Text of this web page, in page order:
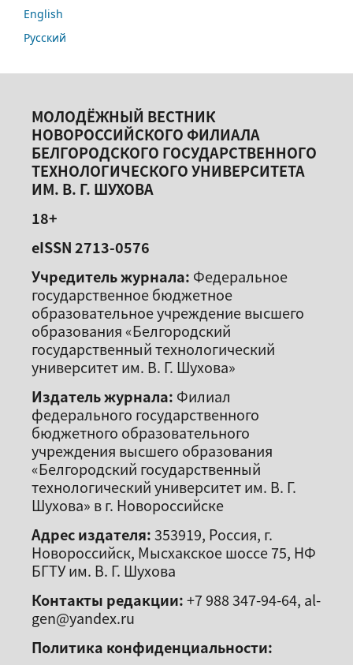
English
Русский
МОЛОДЁЖНЫЙ ВЕСТНИК
НОВОРОССИЙСКОГО ФИЛИАЛА
БЕЛГОРОДСКОГО ГОСУДАРСТВЕННОГО
ТЕХНОЛОГИЧЕСКОГО УНИВЕРСИТЕТА
ИМ. В. Г. ШУХОВА
18+
eISSN 2713-0576
Учредитель журнала: Федеральное
государственное бюджетное
образовательное учреждение высшего
образования «Белгородский
государственный технологический
университет им. В. Г. Шухова»
Издатель журнала: Филиал
федерального государственного
бюджетного образовательного
учреждения высшего образования
«Белгородский государственный
технологический университет им. В. Г.
Шухова» в г. Новороссийске
Адрес издателя:353919, Россия, г.
Новороссийск, Мысхакское шоссе 75, НФ
БГТУ им. В. Г. Шухова
Контакты редакции:+7 988 347-94-64, al-
gen@yandex.ru
Политика конфиденциальности: